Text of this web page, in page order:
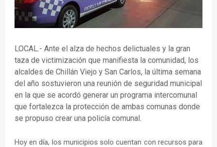
LOCAL.- Ante el alza de hechos delictuales y la gran
taza de victimización que manifiesta la comunidad, los
alcaldes de Chillán Viejo y San Carlos, la última semana
del año sostuvieron una reunión de seguridad municipal
en la que se acordó generar un programa intercomunal
que fortalezca la protección de ambas comunas donde
se propuso crear una policía comunal.
Hoy en día, los municipios solo cuentan con recursos para